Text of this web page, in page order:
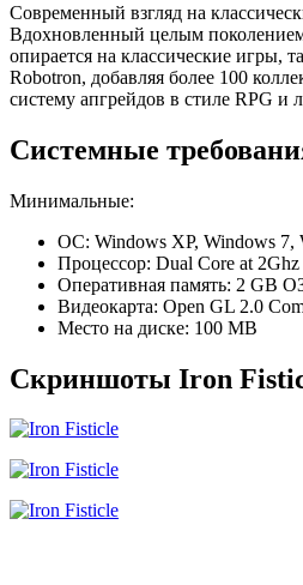
Современный взгляд на
Вдохновленный целым
опирается на классические игры,
Robotron, добавляя более 100
систему апгрейдов в стиле RPG и
Системные
Минимальные:
ОС: Windows XP, Windows 7,
Процессор: Dual Core at 2Ghz
Оперативная память: 2 GB
Видеокарта: Open GL 2.0
Место на диске: 100 MB
Скриншоты Iron